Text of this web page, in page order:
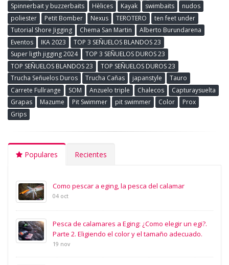
Spinnerbait y buzzerbaits
Hèlices Kayak swimbaits
nudos
poliester
Petit Bomber Nexus TEROTERO
ten feet under
Tutorial Shore Jigging
Chema San Martin
Alberto Burundarena
Eventos
IKA 2023
TOP 3 SEÑUELOS BLANDOS 23
Super ligth jigging 2024
TOP 3 SEÑUELOS DUROS 23
TOP SEÑUELOS BLANDOS 23
TOP SEÑUELOS DUROS 23
Trucha Señuelos Duros
Trucha Cañas japanstyle
Tauro
Carrete Fullrange
SOM Anzuelo triple Chalecos
Capturaysuelta
Grapas
Mazume Pit Swimmer pit swimmer Color
Prox
Grips
Populares Recientes
Como pescar a eging, la pesca del calamar
04 oct
Pesca de calamares a Eging: ¿Como elegir un egi?.
Parte 2. Eligiendo el color y el tamaño adecuado.
19 nov